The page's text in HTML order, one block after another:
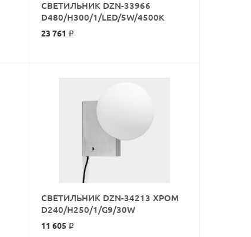
СВЕТИЛЬНИК DZN-33966
D480/H300/1/LED/5W/4500K
23 761 ₽
КУПИТЬ
СВЕТИЛЬНИК DZN-34213 ХРОМ
D240/H250/1/G9/30W
11 605 ₽
КУПИТЬ